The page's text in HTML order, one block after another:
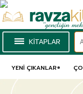
KİTAPLAR
YENI ÇIKANLAR